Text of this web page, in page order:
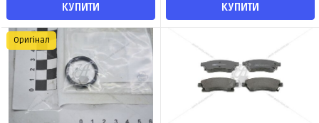
КУПИТИ КУПИТИ
Оригінал